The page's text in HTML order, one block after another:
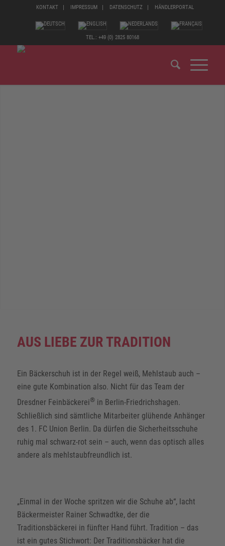
KONTAKT IMPRESSUM DATENSCHUTZ HÄNDLERPORTAL
TEL.: +49 (0) 2825 80168
AUS LIEBE ZUR TRADITION
Ein Bäckerschuh ist in der Regel weiß, Mehlstaub auch –
eine gute Kombination also. Nicht für das Team der
Dresdner Feinbäckerei®in Berlin-Friedrichshagen.
Schließlich sind sämtliche Mitarbeiter glühende Anhänger
des 1. FC Union Berlin. Da dürfen die Sicherheitsschuhe
ruhig mal schwarz-rot sein – auch, wenn das optisch alles
andere als mehlstaubfreundlich ist.
„Einmal in der Woche spritzen wir die Schuhe ab“, lacht
Bäckermeister Rainer Schwadtke, der die
Traditionsbäckerei in fünfter Hand führt. Tradition – das
ist ein gutes Stichwort: Der Traditionsbäcker hat die